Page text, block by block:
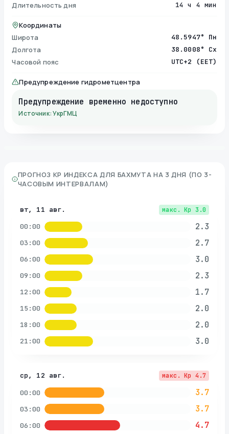
Длительность дня 14 ч 4 мин
Координаты
Широта
48.5947° Пн
Долгота 38.0008° Сх
Часовой пояс UTC+2 (EET)
Предупреждение гидрометцентра
Предупреждение временно недоступно
Источник: УкрГМЦ
ПРОГНОЗ KP ИНДЕКСА ДЛЯ БАХМУТА НА 3 ДНЯ (ПО 3-
ЧАСОВЫМ ИНТЕРВАЛАМ)
вт, 11 авг. макс. Kp 3.0
00:00 2.3
03:00 2.7
06:00 3.0
09:00 2.3
12:00 1.7
15:00 2.0
18:00 2.0
21:00 3.0
ср, 12 авг. макс. Kp 4.7
00:00 3.7
03:00 3.7
06:00 4.7